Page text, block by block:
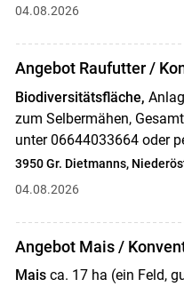
04.08.2026
Angebot Raufutter /
Biodiversitätsfläche,
zum Selbermähen,
unter 06644033664 oder
3950 Gr. Dietmanns,
04.08.2026
Angebot Mais /
Maisca. 17 ha (ein Feld,